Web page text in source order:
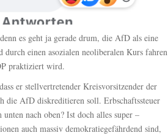
es geht ja gerade drum, die AfD als eine
einen asozialen neoliberalen Kurs fahren
praktiziert wird.
er stellvertretender Kreisvorsitzender der
die AfD diskreditieren soll. Erbschaftssteuer
nach oben? Ist doch alles super –
auch massiv demokratiegefährdend sind,